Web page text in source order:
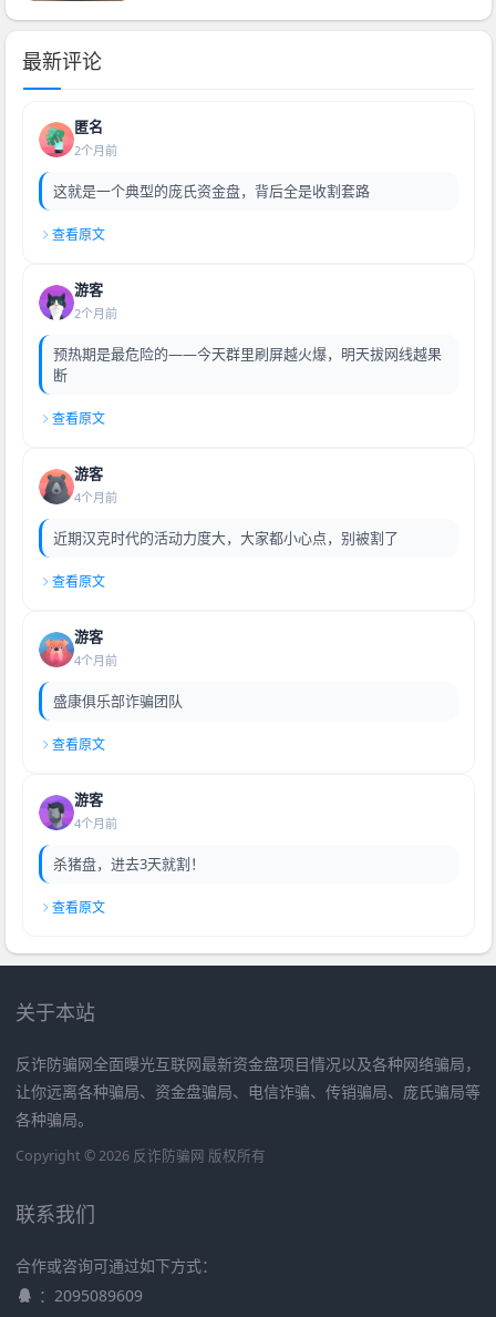
最新评论
匿名
2个月前
这就是一个典型的庞氏资金盘，背后全是收割套路
查看原文
游客
2个月前
预热期是最危险的——今天群里刷屏越火爆，明天拔网线越果
断
查看原文
游客
4个月前
近期汉克时代的活动力度大，大家都小心点，别被割了
查看原文
游客
4个月前
盛康俱乐部诈骗团队
查看原文
游客
4个月前
杀猪盘，进去3天就割！
查看原文
关于本站
反诈防骗网全面曝光互联网最新资金盘项目情况以及各种网络骗局，
让你远离各种骗局、资金盘骗局、电信诈骗、传销骗局、庞氏骗局等
各种骗局。
Copyright © 2026 反诈防骗网 版权所有
联系我们
合作或咨询可通过如下方式：
：2095089609